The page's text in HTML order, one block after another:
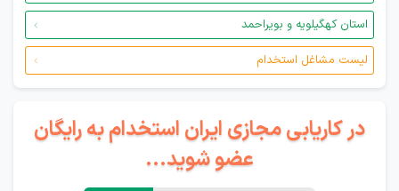
استان کهگیلویه و بویراحمد
لیست مشاغل استخدام
در کاریابی مجازی ایران استخدام به رایگان
عضو شوید...